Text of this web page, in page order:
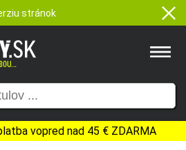
stránok
vopred nad 45 € ZDARMA